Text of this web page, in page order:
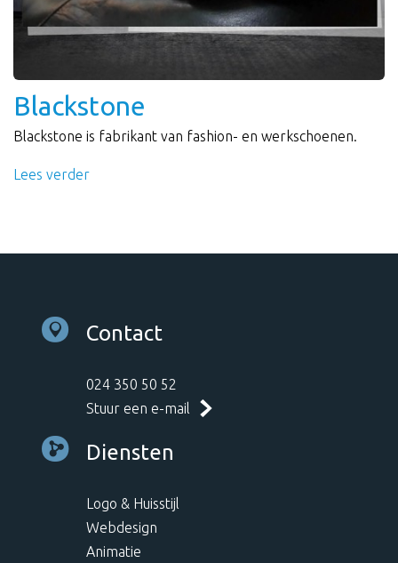
Blackstone
Blackstone is fabrikant van fashion- en werkschoenen.
Lees verder
Contact
024 350 50 52
Stuur een e-mail
Diensten
Logo & Huisstijl
Webdesign
Animatie